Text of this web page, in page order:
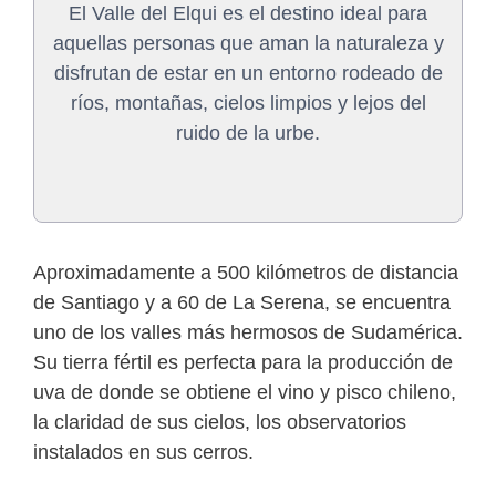
El Valle del Elqui es el destino ideal para
aquellas personas que aman la naturaleza y
disfrutan de estar en un entorno rodeado de
ríos, montañas, cielos limpios y lejos del
ruido de la urbe.
Aproximadamente a 500 kilómetros de distancia
de Santiago y a 60 de La Serena, se encuentra
uno de los valles más hermosos de Sudamérica.
Su tierra fértil es perfecta para la producción de
uva de donde se obtiene el vino y pisco chileno,
la claridad de sus cielos, los observatorios
instalados en sus cerros.